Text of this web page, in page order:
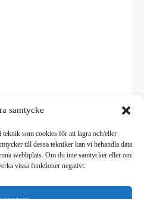
samtycke
teknik som cookies för att lagra och/eller
till dessa tekniker kan vi behandla data
webbplats. Om du inte samtycker eller om
vissa funktioner negativt.
online